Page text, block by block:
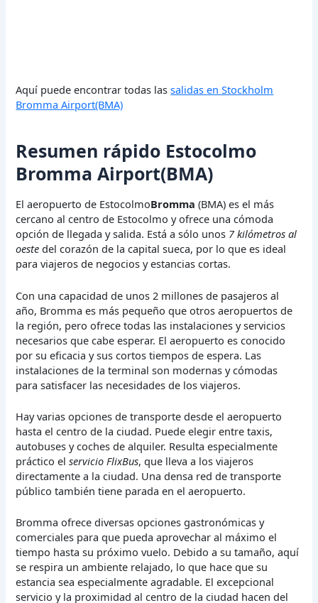
Aquí puede encontrar todas lassalidas en Stockholm
Bromma Airport(BMA)
Resumen rápido Estocolmo
Bromma Airport(BMA)
El aeropuerto de EstocolmoBromma (BMA) es el más
cercano al centro de Estocolmo y ofrece una cómoda
opción de llegada y salida. Está a sólo unos 7 kilómetros al
oeste del corazón de la capital sueca, por lo que es ideal
para viajeros de negocios y estancias cortas.
Con una capacidad de unos 2 millones de pasajeros al
año, Bromma es más pequeño que otros aeropuertos de
la región, pero ofrece todas las instalaciones y servicios
necesarios que cabe esperar. El aeropuerto es conocido
por su eficacia y sus cortos tiempos de espera. Las
instalaciones de la terminal son modernas y cómodas
para satisfacer las necesidades de los viajeros.
Hay varias opciones de transporte desde el aeropuerto
hasta el centro de la ciudad. Puede elegir entre taxis,
autobuses y coches de alquiler. Resulta especialmente
práctico elservicio FlixBus, que lleva a los viajeros
directamente a la ciudad. Una densa red de transporte
público también tiene parada en el aeropuerto.
Bromma ofrece diversas opciones gastronómicas y
comerciales para que pueda aprovechar al máximo el
tiempo hasta su próximo vuelo. Debido a su tamaño, aquí
se respira un ambiente relajado, lo que hace que su
estancia sea especialmente agradable. El excepcional
servicio y la proximidad al centro de la ciudad hacen del